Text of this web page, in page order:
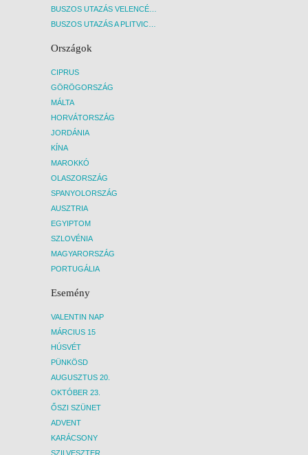
BUSZOS UTAZÁS VELENCÉBE - BUDAPEST, BUSZ
BUSZOS UTAZÁS A PLITVICEI-TAVAK NEMZETI PARKBA - BUDAPEST, BUSZ
Országok
CIPRUS
GÖRÖGORSZÁG
MÁLTA
HORVÁTORSZÁG
JORDÁNIA
KÍNA
MAROKKÓ
OLASZORSZÁG
SPANYOLORSZÁG
AUSZTRIA
EGYIPTOM
SZLOVÉNIA
MAGYARORSZÁG
PORTUGÁLIA
Esemény
VALENTIN NAP
MÁRCIUS 15
HÚSVÉT
PÜNKÖSD
AUGUSZTUS 20.
OKTÓBER 23.
ŐSZI SZÜNET
ADVENT
KARÁCSONY
SZILVESZTER